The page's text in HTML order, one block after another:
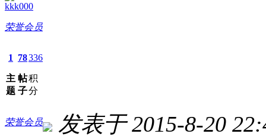
kkk000
荣誉会员
1
主
题
78
帖
子
336
积
分
荣誉会员 发表于 2015-8-20